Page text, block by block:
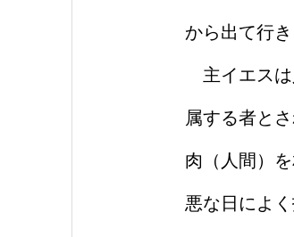
から出て行
主イエスは
属する者と
肉（人間）
悪な日によ